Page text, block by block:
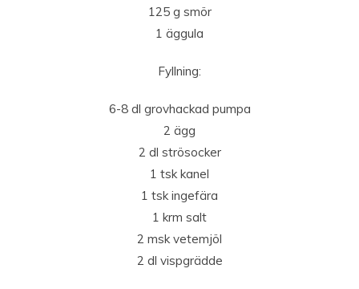
125 g smör
1 äggula
Fyllning:
6-8 dl grovhackad pumpa
2 ägg
2 dl strösocker
1 tsk kanel
1 tsk ingefära
1 krm salt
2 msk vetemjöl
2 dl vispgrädde